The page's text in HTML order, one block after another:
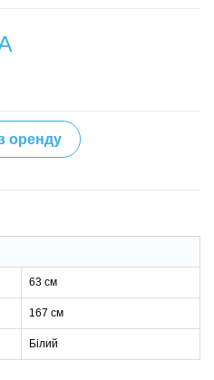
оренду
63 см
167 см
Білий